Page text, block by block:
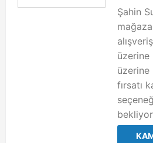
Şahin
üzerine
üzerine
fırsatı